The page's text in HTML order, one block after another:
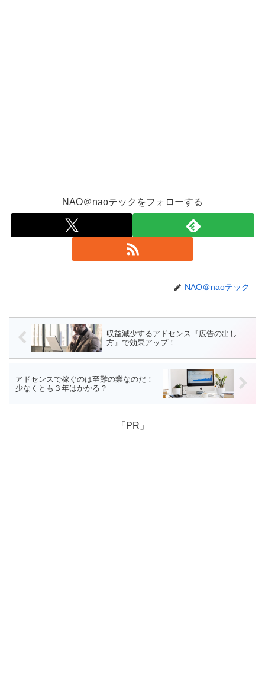
NAO＠naoテックをフォローする
NAO＠naoテック
収益減少するアドセンス『広告の出し
方』で効果アップ！
アドセンスで稼ぐのは至難の業なのだ！
少なくとも３年はかかる？
「PR」